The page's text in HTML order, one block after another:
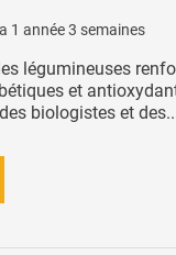
1 année 3 semaines
légumineuses
et
biologistes et